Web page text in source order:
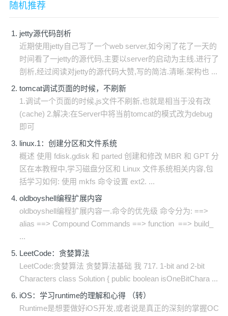
随机推荐
jetty源代码剖析
近期使用jetty自己写了一个web server,如今闲了花了一天的
时间看了一jetty的源代码,主要以server的启动为主线.进行了
剖析,经过阅读对jetty的源代码大赞,写的简洁.清晰.架构也 ...
tomcat调试页面的时候，不刷新
1.调试一个页面的时候,js文件不刷新,也就是相当于没有改
(cache) 2.解决:在Server中将当前tomcat的模式改为debug
即可
linux.1：创建分区和文件系统
概述 使用 fdisk.gdisk 和 parted 创建和修改 MBR 和 GPT 分
区在本教程中,学习磁盘分区和 Linux 文件系统相关内容,包
括学习如何: 使用 mkfs 命令设置 ext2. ...
oldboyshell编程扩展内容
oldboyshell编程扩展内容一.命令的优先级 命令分为: ==>
alias ==> Compound Commands ==> function ==> build_
...
LeetCode：贪婪算法
LeetCode:贪婪算法 贪婪算法基础 我 717. 1-bit and 2-bit
Characters class Solution { public boolean isOneBitChara ...
iOS：学习runtime的理解和心得 （转）
Runtime是想要做好iOS开发,或者说是真正的深刻的掌握OC